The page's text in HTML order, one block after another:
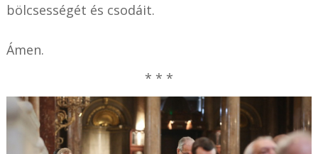
bölcsességét és csodáit.
Ámen.
* * *